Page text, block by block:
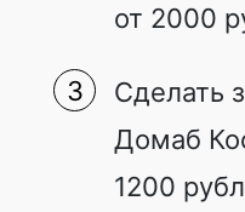
от 2000
Сделать
Домаб
1200